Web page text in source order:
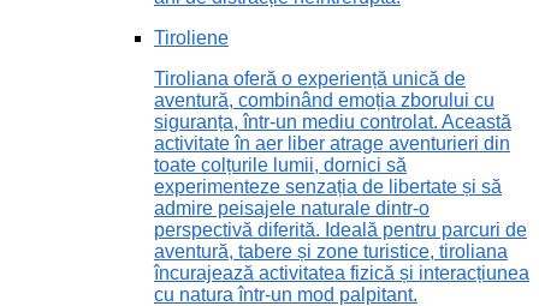
Tiroliene
Tiroliana oferă o experiență unică de
aventură, combinând emoția zborului cu
siguranța, într-un mediu controlat. Această
activitate în aer liber atrage aventurieri din
toate colțurile lumii, dornici să
experimenteze senzația de libertate și să
admire peisajele naturale dintr-o
perspectivă diferită. Ideală pentru parcuri de
aventură, tabere și zone turistice, tiroliana
încurajează activitatea fizică și interacțiunea
cu natura într-un mod palpitant.